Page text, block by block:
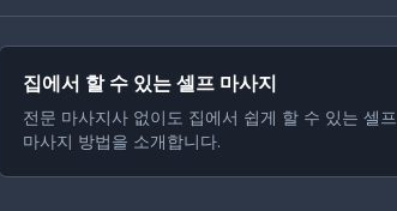
집에서 할 수 있는 셀프 마사지
전문 마사지사 없이도 집에서 쉽게 할 수 있는 셀프
마사지 방법을 소개합니다.